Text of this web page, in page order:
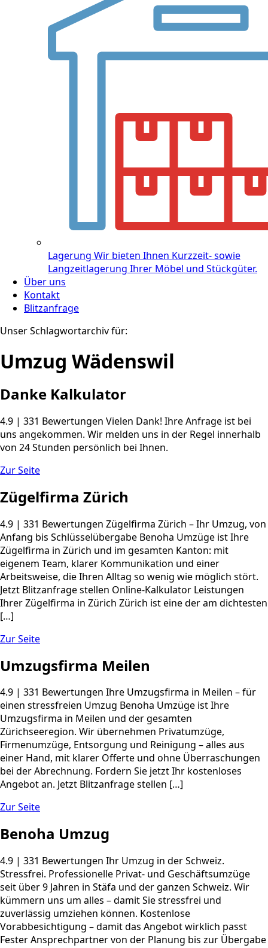
Lagerung Wir bieten Ihnen Kurzzeit- sowie
Langzeitlagerung Ihrer Möbel und Stückgüter.
Über uns
Kontakt
Blitzanfrage
Unser Schlagwortarchiv für:
Umzug Wädenswil
Danke Kalkulator
4.9 | 331 Bewertungen Vielen Dank! Ihre Anfrage ist bei
uns angekommen. Wir melden uns in der Regel innerhalb
von 24 Stunden persönlich bei Ihnen.
Zur Seite
Zügelfirma Zürich
4.9 | 331 Bewertungen Zügelfirma Zürich – Ihr Umzug, von
Anfang bis Schlüsselübergabe Benoha Umzüge ist Ihre
Zügelfirma in Zürich und im gesamten Kanton: mit
eigenem Team, klarer Kommunikation und einer
Arbeitsweise, die Ihren Alltag so wenig wie möglich stört.
Jetzt Blitzanfrage stellen Online-Kalkulator Leistungen
Ihrer Zügelfirma in Zürich Zürich ist eine der am dichtesten
[…]
Zur Seite
Umzugsfirma Meilen
4.9 | 331 Bewertungen Ihre Umzugsfirma in Meilen – für
einen stressfreien Umzug Benoha Umzüge ist Ihre
Umzugsfirma in Meilen und der gesamten
Zürichseeregion. Wir übernehmen Privatumzüge,
Firmenumzüge, Entsorgung und Reinigung – alles aus
einer Hand, mit klarer Offerte und ohne Überraschungen
bei der Abrechnung. Fordern Sie jetzt Ihr kostenloses
Angebot an. Jetzt Blitzanfrage stellen […]
Zur Seite
Benoha Umzug
4.9 | 331 Bewertungen Ihr Umzug in der Schweiz.
Stressfrei. Professionelle Privat- und Geschäftsumzüge
seit über 9 Jahren in Stäfa und der ganzen Schweiz. Wir
kümmern uns um alles – damit Sie stressfrei und
zuverlässig umziehen können. Kostenlose
Vorabbesichtigung – damit das Angebot wirklich passt
Fester Ansprechpartner von der Planung bis zur Übergabe